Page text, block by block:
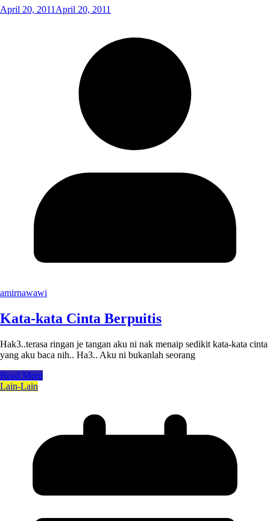
April 20, 2011 April 20, 2011
amirnawawi
Kata-kata Cinta Berpuitis
Hak3..terasa ringan je tangan aku ni nak menaip sedikit kata-kata cinta
yang aku baca nih.. Ha3.. Aku ni bukanlah seorang
Read More
Lain-Lain